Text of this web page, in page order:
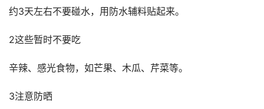
约3天左右不要碰水，用防水辅料贴起来。
2这些暂时不要吃
辛辣、感光食物，如芒果、木瓜、芹菜等。
3注意防晒